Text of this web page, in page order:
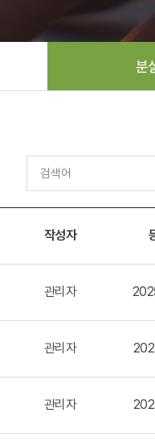
분
작성자
관리자
관리자
관리자